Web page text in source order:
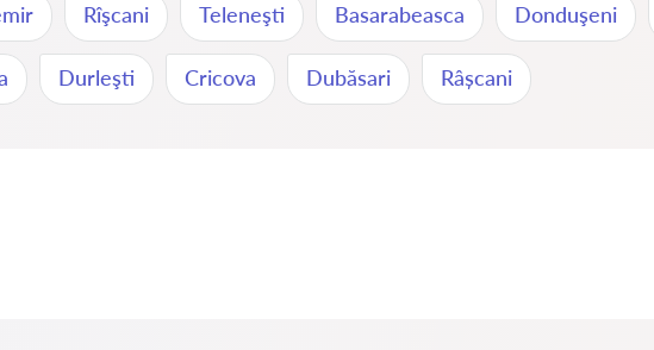
Rîşcani Teleneşti Basarabeasca Donduşeni
Durleşti Cricova Dubăsari Râșcani